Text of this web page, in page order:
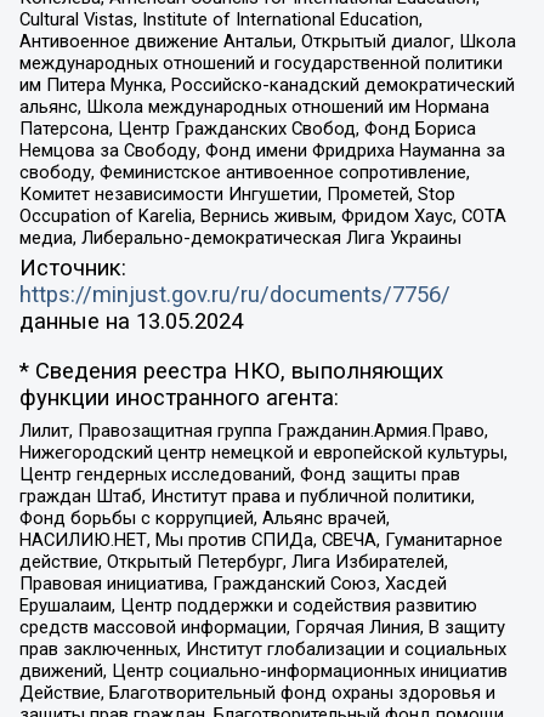
Cultural Vistas, Institute of International Education,
Антивоенное движение Антальи, Открытый диалог, Школа
международных отношений и государственной политики
им Питера Мунка, Российско-канадский демократический
альянс, Школа международных отношений им Нормана
Патерсона, Центр Гражданских Свобод, Фонд Бориса
Немцова за Свободу, Фонд имени Фридриха Науманна за
свободу, Феминистское антивоенное сопротивление,
Комитет независимости Ингушетии, Прометей, Stop
Occupation of Karelia, Вернись живым, Фридом Хаус, СОТА
медиа, Либерально-демократическая Лига Украины
Источник:
https://minjust.gov.ru/ru/documents/7756/
данные на 13.05.2024
* Сведения реестра НКО, выполняющих
функции иностранного агента:
Лилит, Правозащитная группа Гражданин.Армия.Право,
Нижегородский центр немецкой и европейской культуры,
Центр гендерных исследований, Фонд защиты прав
граждан Штаб, Институт права и публичной политики,
Фонд борьбы с коррупцией, Альянс врачей,
НАСИЛИЮ.НЕТ, Мы против СПИДа, СВЕЧА, Гуманитарное
действие, Открытый Петербург, Лига Избирателей,
Правовая инициатива, Гражданский Союз, Хасдей
Ерушалаим, Центр поддержки и содействия развитию
средств массовой информации, Горячая Линия, В защиту
прав заключенных, Институт глобализации и социальных
движений, Центр социально-информационных инициатив
Действие, Благотворительный фонд охраны здоровья и